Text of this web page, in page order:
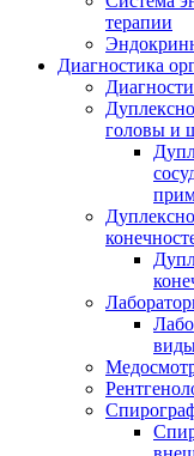
терапии
Диагностика
головы и